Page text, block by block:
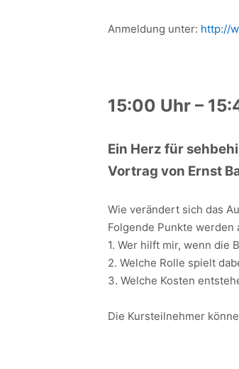
Anmeldung unter: http://
15:00 Uhr –
Ein Herz für
Vortrag von Ernst
Wie verändert sich das
Folgende Punkte
1. Wer hilft mir, wenn die
2. Welche Rolle spielt
3. Welche Kosten
Die Kursteilnehmer